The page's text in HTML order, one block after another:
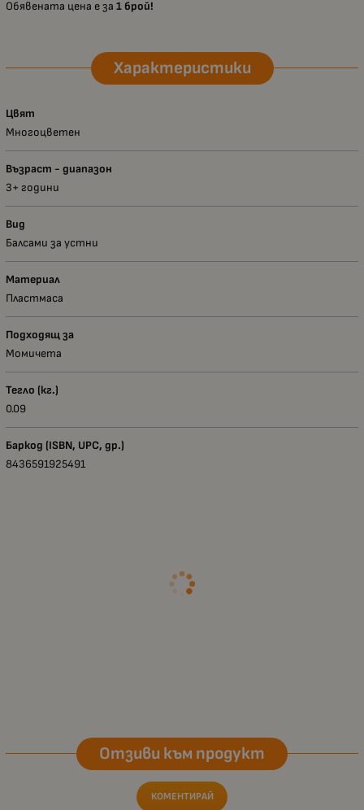
Обявената цена е за 1 брой!
Характеристики
Цвят
Многоцветен
Възраст - диапазон
3+ години
Вид
Балсами за устни
Материал
Пластмаса
Подходящ за
Момичета
Тегло (кг.)
0.09
Баркод (ISBN, UPC, др.)
8436591925491
Отзиви към продукт
КОМЕНТИРАЙ